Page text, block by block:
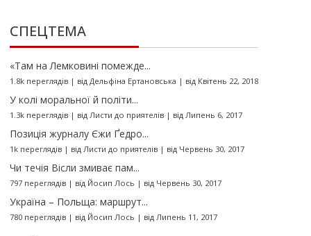
СПЕЦТЕМА
«Там на Лемковині помежде...
1.8k переглядів| від Дельфіна Ертановська | від Квітень 22, 2018
У колі моральної й політи...
1.3k переглядів| від Листи до приятелів| від Липень 6, 2017
Позиція журналу Єжи Ґедро...
1k переглядів| від Листи до приятелів| від Червень 30, 2017
Чи течія Вісли змиває пам...
797 переглядів| від Йосип Лось | від Червень 30, 2017
Україна – Польща: маршрут...
780 переглядів| від Йосип Лось | від Липень 11, 2017